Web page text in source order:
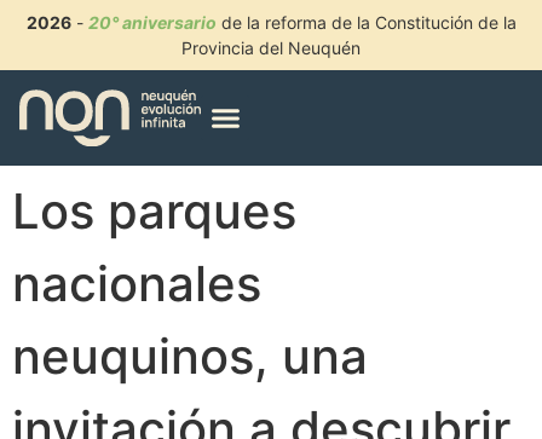
2026- 20° aniversario de la reforma de la Constitución de la
Provincia del Neuquén
Los parques
nacionales
neuquinos, una